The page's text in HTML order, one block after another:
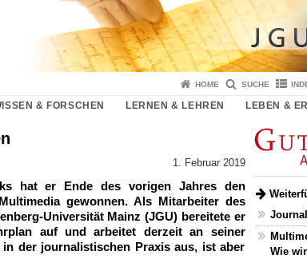
HOME SUCHE
& FORSCHEN LERNEN & LEHREN LEBEN &
1. Februar 2019
hat er Ende des vorigen Jahres den
gewonnen. Als Mitarbeiter des
Universität Mainz (JGU) bereitete er
auf und arbeitet derzeit an seiner
der journalistischen Praxis aus, ist aber
Wie